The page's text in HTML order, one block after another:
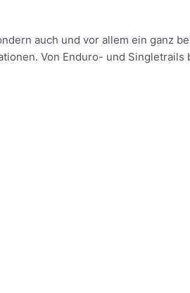
auch und vor allem ein ganz
Von Enduro- und